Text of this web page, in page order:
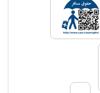
لایسنس های فروش سفرتاپ